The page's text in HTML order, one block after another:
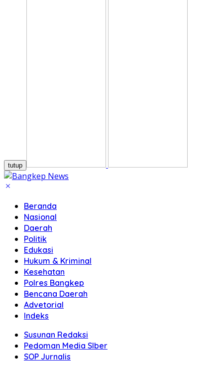
tutup
Beranda
Nasional
Daerah
Politik
Edukasi
Hukum & Kriminal
Kesehatan
Polres Bangkep
Bencana Daerah
Advetorial
Indeks
Susunan Redaksi
Pedoman Media SIber
SOP Jurnalis